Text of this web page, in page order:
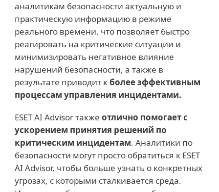
аналитикам безопасности актуальную и
практическую информацию в режиме
реального времени, что позволяет быстро
реагировать на критические ситуации и
минимизировать негативное влияние
нарушений безопасности, а также в
результате приводит кболее эффективным
процессам управления инцидентами.
ESET AI Advisor также отлично помогает с
ускорением принятия решений по
критическим инцидентам. Аналитики по
безопасности могут просто обратиться к ESET
AI Advisor, чтобы больше узнать о конкретных
угрозах, с которыми сталкивается среда.